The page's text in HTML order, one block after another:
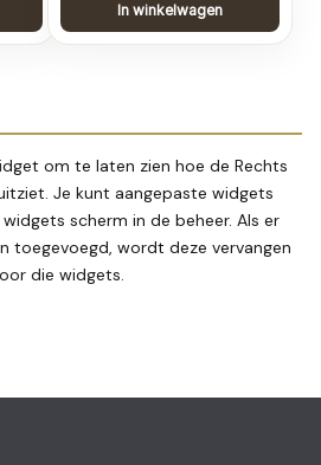
In winkelwagen
om te laten zien hoe de Rechts
Je kunt aangepaste widgets
scherm in de beheer. Als er
toegevoegd, wordt deze vervangen
die widgets.